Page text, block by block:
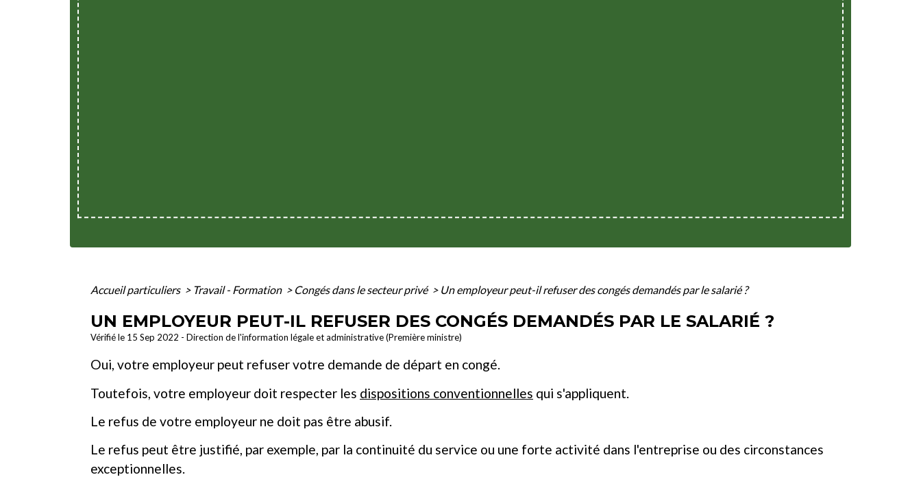
Accueil particuliers > Travail - Formation > Congés dans le secteur privé > Un employeur peut-il refuser des congés demandés par le salarié ?
UN EMPLOYEUR PEUT-IL REFUSER DES CONGÉS DEMANDÉS PAR LE SALARIÉ ?
Vérifié le 15 Sep 2022 - Direction de l'information légale et administrative (Première ministre)
Oui, votre employeur peut refuser votre demande de départ en congé.
Toutefois, votre employeur doit respecter les dispositions conventionnelles qui s'appliquent.
Le refus de votre employeur ne doit pas être abusif.
Le refus peut être justifié, par exemple, par la continuité du service ou une forte activité dans l'entreprise ou des circonstances
exceptionnelles.